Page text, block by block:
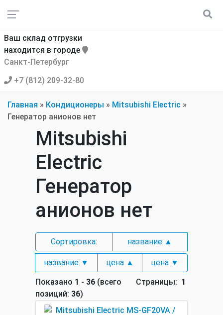
Ваш склад отгрузки
находится в городе
Санкт-Петербург
+7 (812) 209-32-80
Главная » Кондиционеры » Mitsubishi Electric »
Генератор анионов нет
Mitsubishi
Electric
Генератор
анионов нет
Сортировка: название ▲
название ▼ цена ▲ цена ▼
Страницы: 1
Показано 1 - 36 (всего
позиций: 36)